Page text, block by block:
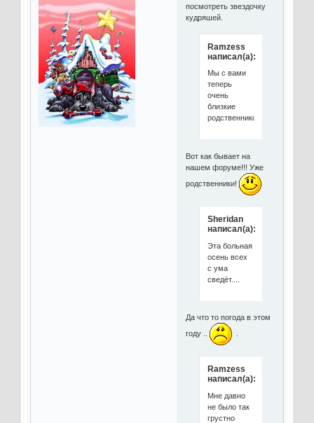
посмотреть звездочку
кудряшей.
Ramzess
написал(а):
Мы с вами
теперь
очень
близкие
родственники
Вот как бывает на
нашем форуме!!! Уже
родственники!
Sheridan
написал(а):
Эта больная
осень всех
с ума
сведёт....
Да что то погода в этом
году ..
.
Ramzess
написал(а):
Мне давно
не было так
грустно